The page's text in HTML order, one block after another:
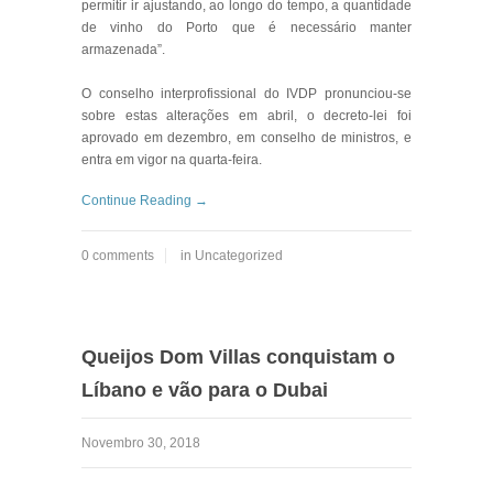
permitir ir ajustando, ao longo do tempo, a quantidade
de vinho do Porto que é necessário manter
armazenada”.
O conselho interprofissional do IVDP pronunciou-se
sobre estas alterações em abril, o decreto-lei foi
aprovado em dezembro, em conselho de ministros, e
entra em vigor na quarta-feira.
Continue Reading →
0 comments in Uncategorized
Queijos Dom Villas conquistam o
Líbano e vão para o Dubai
Novembro 30, 2018